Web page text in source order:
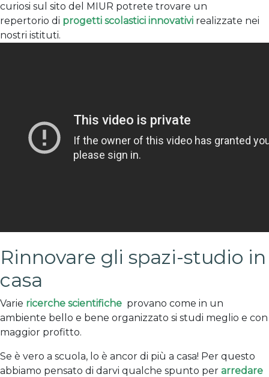
curiosi sul sito del MIUR potrete trovare un
repertorio di progetti scolastici innovativi realizzate nei
nostri istituti.
Rinnovare gli spazi-studio in
casa
Varie ricerche scientifiche provano come in un
ambiente bello e bene organizzato si studi meglio e con
maggior profitto.
Se è vero a scuola, lo è ancor di più a casa! Per questo
abbiamo pensato di darvi qualche spunto per arredare